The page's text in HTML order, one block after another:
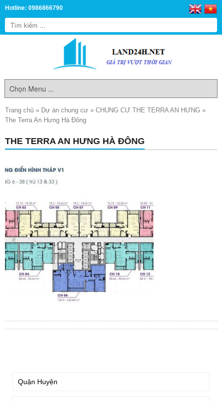
Hotline: 0986866790
Trang chủ » Dự án chung cư » CHUNG CƯ THE TERRA AN HƯNG »
The Terra An Hưng Hà Đông
THE TERRA AN HƯNG HÀ ĐÔNG